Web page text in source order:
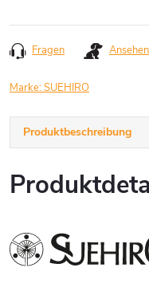
Fragen Ansehen
Marke:SUEHIRO
Produktbeschreibung